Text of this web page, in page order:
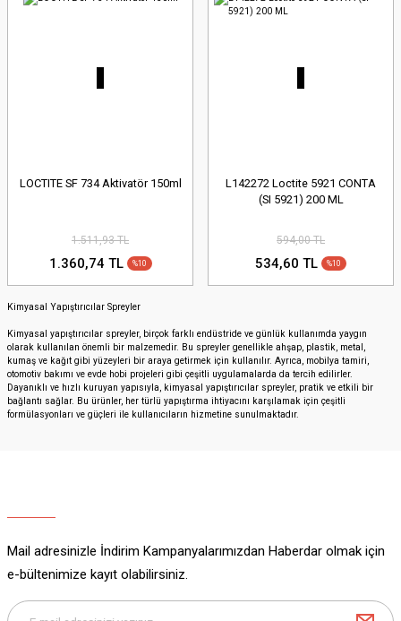
LOCTITE SF 734 Aktivatör 150ml
1.511,93 TL
1.360,74 TL %10
L142272 Loctite 5921 CONTA
(SI 5921) 200 ML
594,00 TL
534,60 TL %10
Kimyasal Yapıştırıcılar Spreyler
Kimyasal yapıştırıcılar spreyler, birçok farklı endüstride ve günlük kullanımda yaygın
olarak kullanılan önemli bir malzemedir. Bu spreyler genellikle ahşap, plastik, metal,
kumaş ve kağıt gibi yüzeyleri bir araya getirmek için kullanılır. Ayrıca, mobilya tamiri,
otomotiv bakımı ve evde hobi projeleri gibi çeşitli uygulamalarda da tercih edilirler.
Dayanıklı ve hızlı kuruyan yapısıyla, kimyasal yapıştırıcılar spreyler, pratik ve etkili bir
bağlantı sağlar. Bu ürünler, her türlü yapıştırma ihtiyacını karşılamak için çeşitli
formülasyonları ve güçleri ile kullanıcıların hizmetine sunulmaktadır.
Mail adresinizle İndirim Kampanyalarımızdan Haberdar olmak için
e-bültenimize kayıt olabilirsiniz.